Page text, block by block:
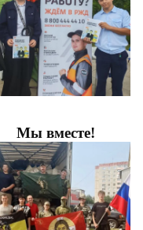
Мы вместе!